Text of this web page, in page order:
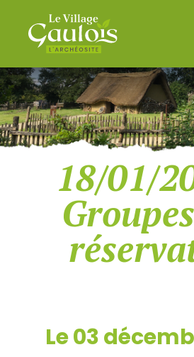
18/01/
Le 03